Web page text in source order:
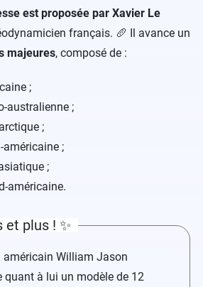
est proposée par Xavier Le
français. 🥖 Il avance un
majeures, composé de :
;
australienne ;
;
américaine ;
;
américaine.
et plus ! ✨
américain William Jason
quant à lui un modèle de 12